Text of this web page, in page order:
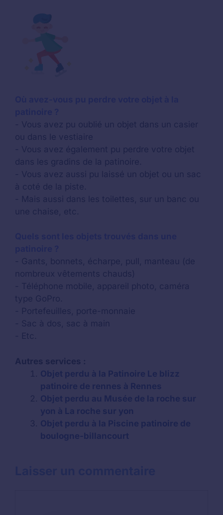
- Vous avez pu oublié un objet dans un casier
ou dans le vestiaire
- Vous avez également pu perdre votre objet
dans les gradins de la patinoire.
- Vous avez aussi pu laissé un objet ou un sac
à coté de la piste.
- Mais aussi dans les toilettes, sur un banc ou
une chaise, etc.
- Gants, bonnets, écharpe, pull, manteau (de
nombreux vêtements chauds)
- Téléphone mobile, appareil photo, caméra
type GoPro.
- Portefeuilles, porte-monnaie
- Sac à dos, sac à main
- Etc.
Autres services :
Objet perdu à la Patinoire Le blizz
patinoire de rennes à Rennes
Objet perdu au Musée de la roche sur
yon à La roche sur yon
Objet perdu à la Piscine patinoire de
boulogne-billancourt